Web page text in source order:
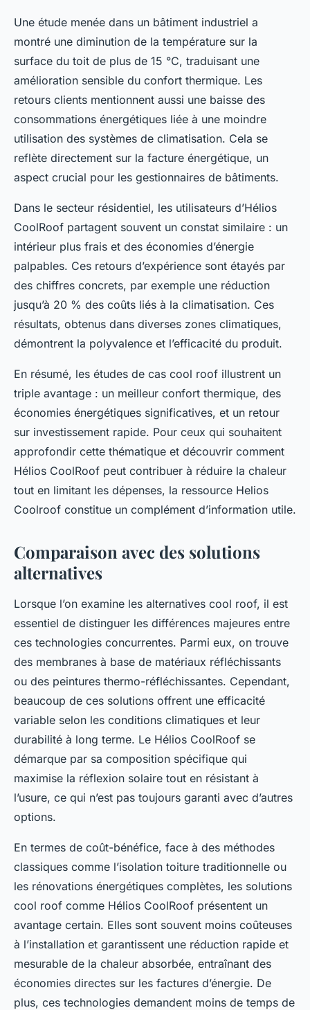
Une étude menée dans un bâtiment industriel a
montré une diminution de la température sur la
surface du toit de plus de 15 °C, traduisant une
amélioration sensible du confort thermique. Les
retours clients mentionnent aussi une baisse des
consommations énergétiques liée à une moindre
utilisation des systèmes de climatisation. Cela se
reflète directement sur la facture énergétique, un
aspect crucial pour les gestionnaires de bâtiments.
Dans le secteur résidentiel, les utilisateurs d’Hélios
CoolRoof partagent souvent un constat similaire : un
intérieur plus frais et des économies d’énergie
palpables. Ces retours d’expérience sont étayés par
des chiffres concrets, par exemple une réduction
jusqu’à 20 % des coûts liés à la climatisation. Ces
résultats, obtenus dans diverses zones climatiques,
démontrent la polyvalence et l’efficacité du produit.
En résumé, les études de cas cool roof illustrent un
triple avantage : un meilleur confort thermique, des
économies énergétiques significatives, et un retour
sur investissement rapide. Pour ceux qui souhaitent
approfondir cette thématique et découvrir comment
Hélios CoolRoof peut contribuer à réduire la chaleur
tout en limitant les dépenses, la ressource Helios
Coolroof constitue un complément d’information utile.
Comparaison avec des solutions
alternatives
Lorsque l’on examine les alternatives cool roof, il est
essentiel de distinguer les différences majeures entre
ces technologies concurrentes. Parmi eux, on trouve
des membranes à base de matériaux réfléchissants
ou des peintures thermo-réfléchissantes. Cependant,
beaucoup de ces solutions offrent une efficacité
variable selon les conditions climatiques et leur
durabilité à long terme. Le Hélios CoolRoof se
démarque par sa composition spécifique qui
maximise la réflexion solaire tout en résistant à
l’usure, ce qui n’est pas toujours garanti avec d’autres
options.
En termes de coût-bénéfice, face à des méthodes
classiques comme l’isolation toiture traditionnelle ou
les rénovations énergétiques complètes, les solutions
cool roof comme Hélios CoolRoof présentent un
avantage certain. Elles sont souvent moins coûteuses
à l’installation et garantissent une réduction rapide et
mesurable de la chaleur absorbée, entraînant des
économies directes sur les factures d’énergie. De
plus, ces technologies demandent moins de temps de